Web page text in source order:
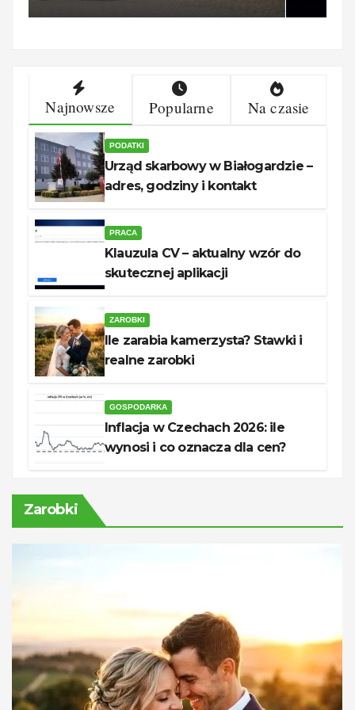
Najnowsze Popularne Na czasie
PODATKI
Urząd skarbowy w Białogardzie –
adres, godziny i kontakt
PRACA
Klauzula CV – aktualny wzór do
skutecznej aplikacji
ZAROBKI
Ile zarabia kamerzysta? Stawki i
realne zarobki
GOSPODARKA
Inflacja w Czechach 2026: ile
wynosi i co oznacza dla cen?
Zarobki